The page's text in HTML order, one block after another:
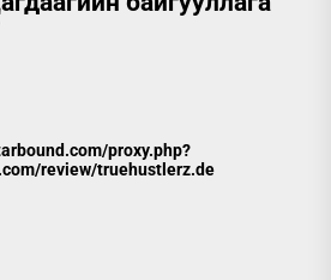
proxy.php?
review/truehustlerz.de